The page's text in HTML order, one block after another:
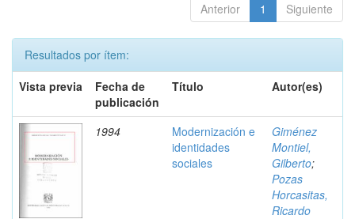
Anterior 1 Siguiente
Resultados por ítem:
Vista previa
Fecha de
publicación
Título Autor(es)
1994
Modernización e
identidades
sociales
Giménez
Montiel,
Gilberto;
Pozas
Horcasitas,
Ricardo